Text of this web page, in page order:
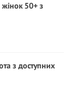
50+ з